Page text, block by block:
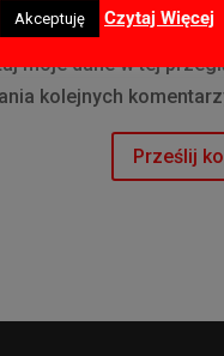
moje dane w tej
kolejnych
Akceptuję Czytaj Więcej